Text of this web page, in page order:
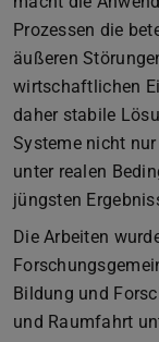
Prozessen die
äußeren
wirtschaftlichen
daher stabile
Systeme nicht
unter realen
jüngsten
Die Arbeiten
Bildung und
und Raumfahrt